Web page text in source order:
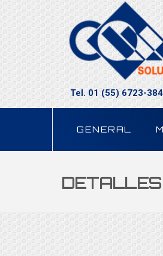
Tel. 01 (55) 6723-
GENERAL
DETALLES